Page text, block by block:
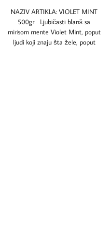
NAZIV ARTIKLA: VIOLET MINT
500gr Ljubičasti blanš sa
mirisom mente Violet Mint, poput
ljudi koji znaju šta žele, poput